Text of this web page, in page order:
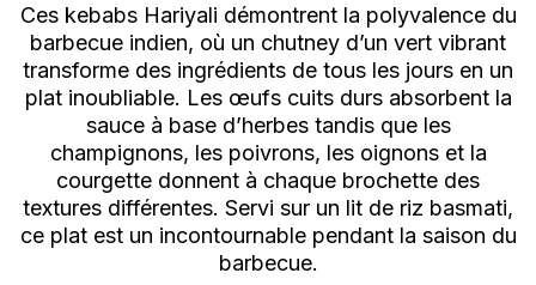
Ces kebabs Hariyali démontrent la polyvalence du
barbecue indien, où un chutney d’un vert vibrant
transforme des ingrédients de tous les jours en un
plat inoubliable. Les œufs cuits durs absorbent la
sauce à base d’herbes tandis que les
champignons, les poivrons, les oignons et la
courgette donnent à chaque brochette des
textures différentes. Servi sur un lit de riz basmati,
ce plat est un incontournable pendant la saison du
barbecue.